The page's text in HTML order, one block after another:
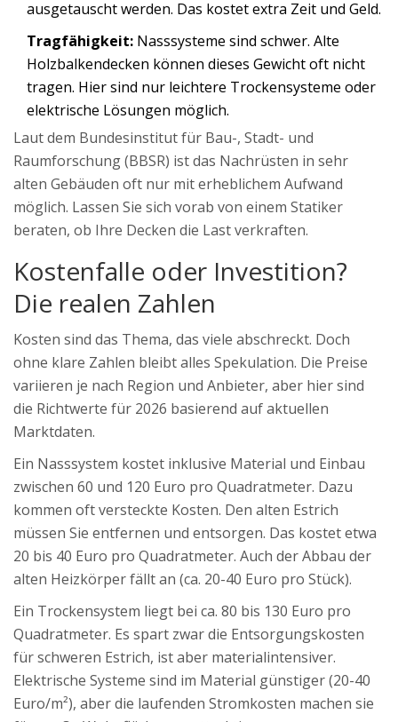
ausgetauscht werden. Das kostet extra Zeit und Geld.
Tragfähigkeit: Nasssysteme sind schwer. Alte
Holzbalkendecken können dieses Gewicht oft nicht
tragen. Hier sind nur leichtere Trockensysteme oder
elektrische Lösungen möglich.
Laut dem Bundesinstitut für Bau-, Stadt- und
Raumforschung (BBSR) ist das Nachrüsten in sehr
alten Gebäuden oft nur mit erheblichem Aufwand
möglich. Lassen Sie sich vorab von einem Statiker
beraten, ob Ihre Decken die Last verkraften.
Kostenfalle oder Investition?
Die realen Zahlen
Kosten sind das Thema, das viele abschreckt. Doch
ohne klare Zahlen bleibt alles Spekulation. Die Preise
variieren je nach Region und Anbieter, aber hier sind
die Richtwerte für 2026 basierend auf aktuellen
Marktdaten.
Ein Nasssystem kostet inklusive Material und Einbau
zwischen 60 und 120 Euro pro Quadratmeter. Dazu
kommen oft versteckte Kosten. Den alten Estrich
müssen Sie entfernen und entsorgen. Das kostet etwa
20 bis 40 Euro pro Quadratmeter. Auch der Abbau der
alten Heizkörper fällt an (ca. 20-40 Euro pro Stück).
Ein Trockensystem liegt bei ca. 80 bis 130 Euro pro
Quadratmeter. Es spart zwar die Entsorgungskosten
für schweren Estrich, ist aber materialintensiver.
Elektrische Systeme sind im Material günstiger (20-40
Euro/m²), aber die laufenden Stromkosten machen sie